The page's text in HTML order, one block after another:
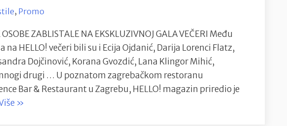
, Promo
ZABLISTALE NA EKSKLUZIVNOJ GALA VEČERI Među
HELLO! večeri bili su i Ecija Ojdanić, Darija Lorenci Flatz,
Dojčinović, Korana Gvozdić, Lana Klingor Mihić,
drugi … U poznatom zagrebačkom restoranu
Bar & Restaurant u Zagrebu, HELLO! magazin priredio je
“HELLO!Gala
»